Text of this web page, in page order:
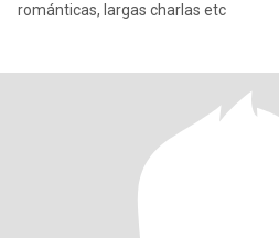
románticas, largas charlas etc